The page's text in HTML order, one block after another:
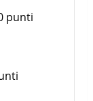
punti